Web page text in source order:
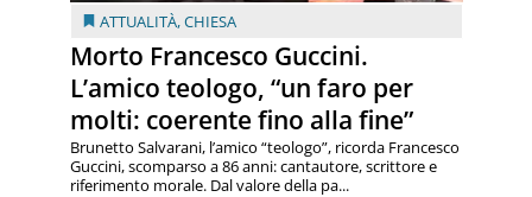
ATTUALITÀ,CHIESA
Morto Francesco Guccini.
L’amico teologo, “un faro per
molti: coerente fino alla fine”
Brunetto Salvarani, l’amico “teologo”, ricorda Francesco
Guccini, scomparso a 86 anni: cantautore, scrittore e
riferimento morale. Dal valore della pa...